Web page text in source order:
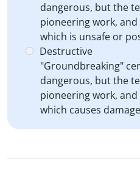
dangerous, but the
pioneering work,
which is unsafe or
Destructive
"Groundbreaking"
dangerous, but the
pioneering work,
which causes